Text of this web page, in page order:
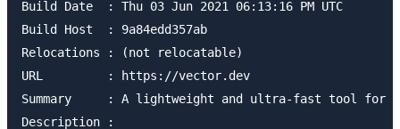
Build Date  : Thu 03 Jun 2021 06:13:16 PM UTC
Build Host  : 9a84edd357ab
Relocations : (not relocatable)
URL         : https://vector.dev
Summary     : A lightweight and ultra-fast tool for
Description :